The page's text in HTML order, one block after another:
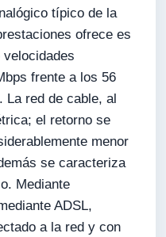
típico de la
ofrece es
frente a los 56
La red de cable, al
el retorno se
menor
se caracteriza
Mediante
ADSL,
a la red y con